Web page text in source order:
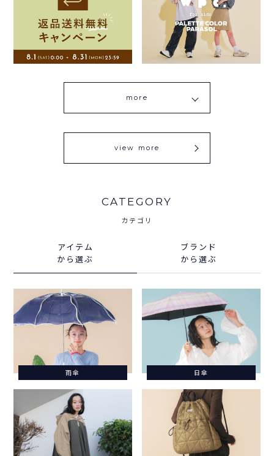
more
view more
CATEGORY
カテゴリ
アイテム
から選ぶ
ブランド
から選ぶ
雨傘 日傘